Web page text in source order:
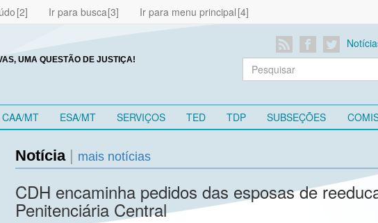
Ir para busca Ir para menu principal
UMA QUESTÃO DE JUSTIÇA!
CAA/MT ESA/MT SERVIÇOS TED TDP SUBSEÇÕES
Notícia| mais notícias
CDH encaminha pedidos das esposas de
Penitenciária Central